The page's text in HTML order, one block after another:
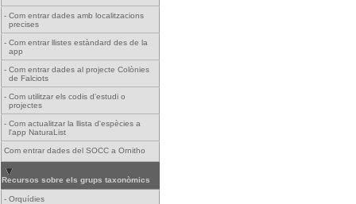
- Com entrar dades amb localitzacions
precises
- Com entrar llistes estàndard des de la
app
- Com entrar dades al projecte Colònies
de Falciots
- Com utilitzar els codis d'estudi o
projectes
- Com actualitzar la llista d'espècies a
l'app NaturaList
Com entrar dades del SOCC a Ornitho
Recursos sobre els grups taxonòmics
- Orquídies